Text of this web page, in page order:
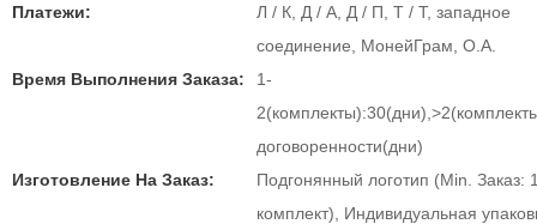
Платежи:
Л / К, Д / А, Д / П, Т / Т, западное
соединение, МонейГрам, О.А.
Время Выполнения Заказа:
1-
договоренности(дни)
Изготовление На Заказ:
Подгонянный логотип (Min. Заказ:
комплект), Индивидуальная